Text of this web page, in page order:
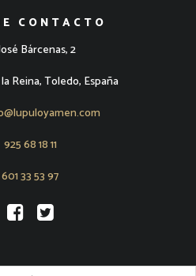
CONTACTO
Bárcenas, 2
Reina, Toledo, España
925 68 18 11
601 33 53 97